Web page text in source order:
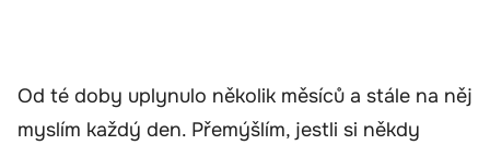
Od té doby uplynulo několik měsíců a stále na něj
myslím každý den. Přemýšlím, jestli si někdy